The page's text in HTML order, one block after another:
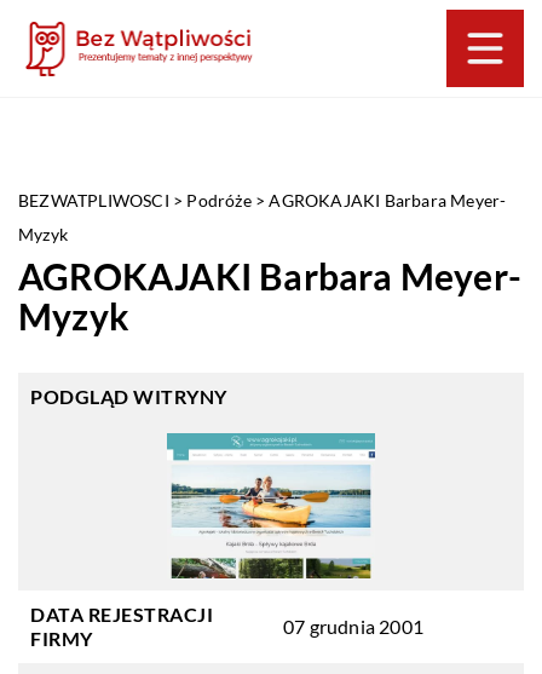
BEZWATPLIWOSCI > Podróże>AGROKAJAKI Barbara Meyer-
Myzyk
AGROKAJAKI Barbara Meyer-
Myzyk
PODGLĄD WITRYNY
DATA REJESTRACJI
FIRMY
07 grudnia 2001